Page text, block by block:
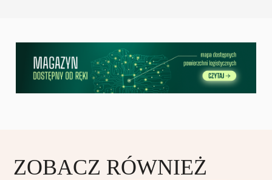
ZOBACZ RÓWNIEŻ